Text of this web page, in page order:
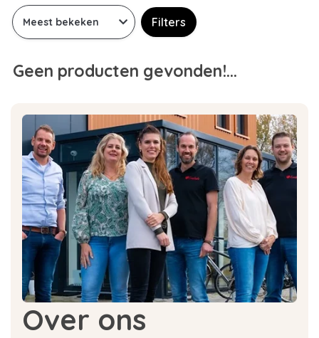
Filters
Geen producten gevonden!...
Over ons